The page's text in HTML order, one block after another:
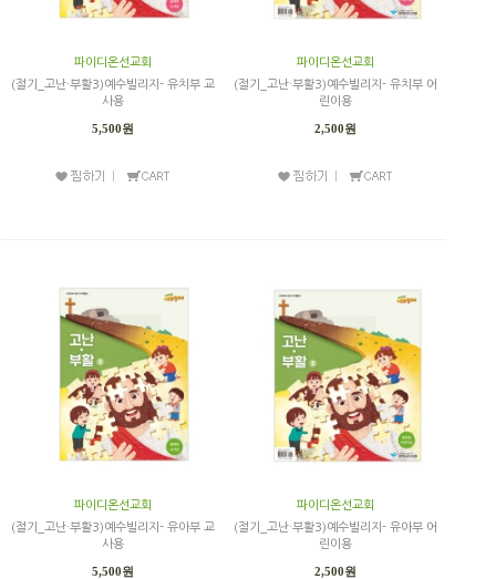
파이디온선교회
(절기_고난·부활3)예수빌리지- 유치부 교
사용
5,500원
파이디온선교회
(절기_고난·부활3)예수빌리지- 유치부 어
린이용
2,500원
파이디온선교회
(절기_고난·부활3)예수빌리지- 유아부 교
사용
5,500원
파이디온선교회
(절기_고난·부활3)예수빌리지- 유아부 어
린이용
2,500원